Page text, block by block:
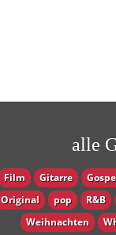
alle
Film Gitarre
Original pop R&B
Weihnachten